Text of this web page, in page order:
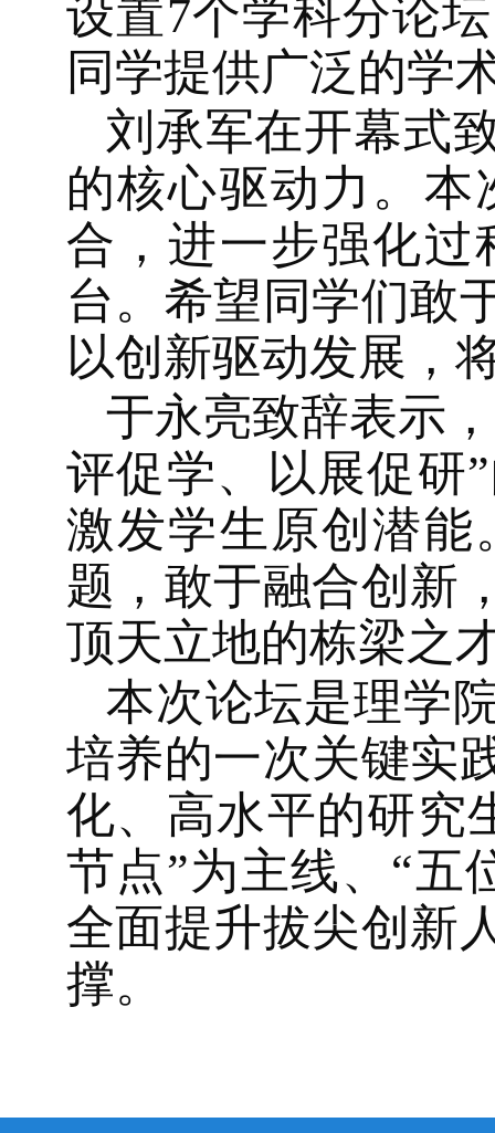
设置7个学科分论
同学提供广泛的学
刘承军在开幕式
的核心驱动力。
合，进一步强化过
台。希望同学们敢
以创新驱动发展，
于永亮致辞表示
评促学、以展促研
激发学生原创潜能
题，敢于融合创新
顶天立地的栋梁之
本次论坛是理学
培养的一次关键实
化、高水平的研究
节点”为主线、“五
全面提升拔尖创新
撑。